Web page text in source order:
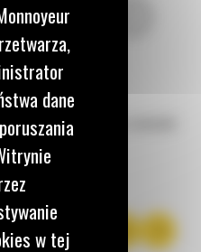
elementy sterujące i wskaźniki
dane
w tej